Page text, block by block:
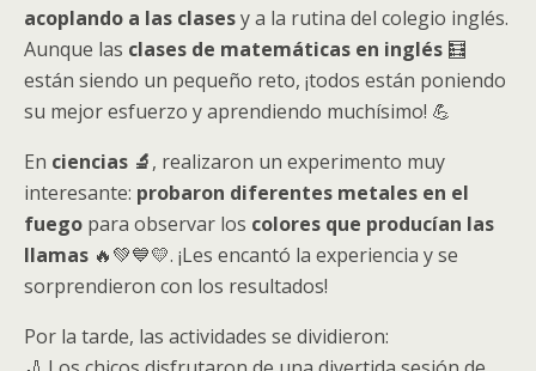
acoplando a las clasesy a la rutina del colegio inglés.
Aunque las clases de matemáticas en inglés 🧮
están siendo un pequeño reto, ¡todos están poniendo
su mejor esfuerzo y aprendiendo muchísimo! 💪
En ciencias 🔬, realizaron un experimento muy
interesante: probaron diferentes metales en el
fuego para observar los colores que producían las
llamas 🔥💚💙💛. ¡Les encantó la experiencia y se
sorprendieron con los resultados!
Por la tarde, las actividades se dividieron: